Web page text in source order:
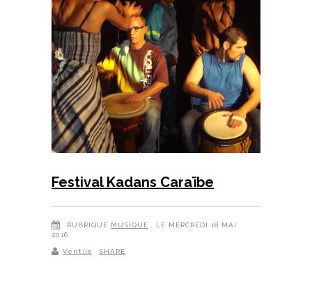
Festival Kadans Caraïbe
RUBRIQUE MUSIQUE
, LE MERCREDI 18 MAI
2016
Ventilo SHARE